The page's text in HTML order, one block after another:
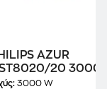
AZUR
20 3000
Σίδερο Ατμού
3000 W